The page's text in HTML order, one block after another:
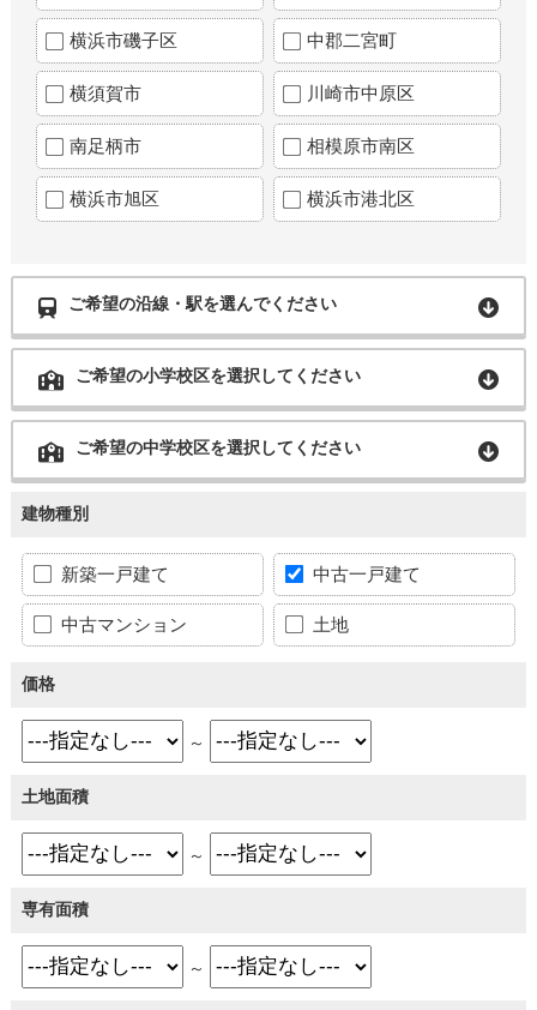
横浜市磯子区 中郡二宮町
横須賀市 川崎市中原区
南足柄市 相模原市南区
横浜市旭区 横浜市港北区
ご希望の沿線・駅を選んでください
ご希望の小学校区を選択してください
ご希望の中学校区を選択してください
建物種別
新築一戸建て 中古一戸建て
中古マンション 土地
価格
～
土地面積
～
専有面積
～